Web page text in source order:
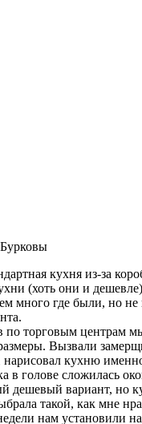
кухня из-за
(хоть они и
много где были, но не
по торговым центрам
Вызвали
нарисовал кухню
в голове сложилась
дешевый вариант, но
такой, как мне
нам установили